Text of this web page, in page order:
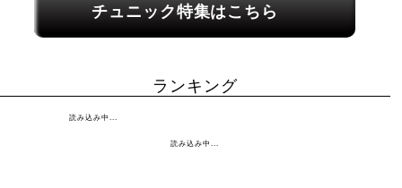
チュニック特集はこちら
ランキング
読み込み中...
読み込み中...